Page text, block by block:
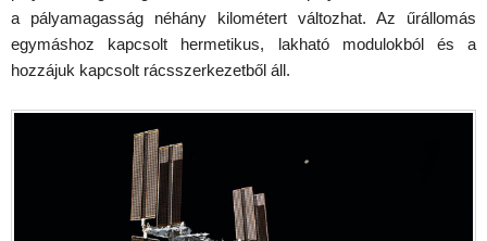
a pályamagasság néhány kilométert változhat. Az űrállomás
egymáshoz kapcsolt hermetikus, lakható modulokból és a
hozzájuk kapcsolt rácsszerkezetből áll.